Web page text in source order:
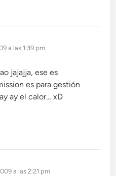
a las 1:39 pm
jajajja, ese es
es para gestión
ay el calor… xD
a las 2:21 pm